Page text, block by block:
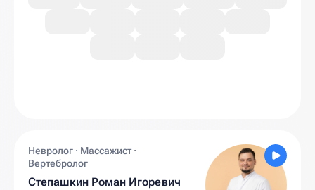
Невролог · Массажист ·
Вертебролог
Степашкин Роман Игоревич